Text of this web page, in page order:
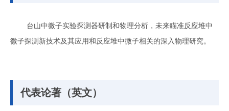
台山中微子实验探测器研制和物理分析，未来瞄准反应堆中
微子探测新技术及其应用和反应堆中微子相关的深入物理研究。
代表论著（英文）